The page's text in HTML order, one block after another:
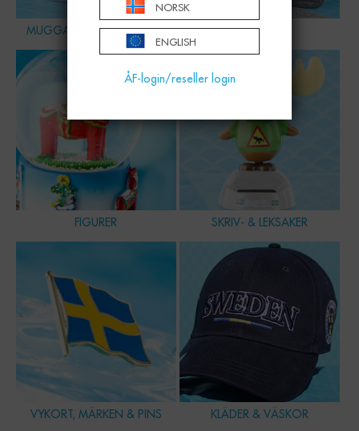
MUGGAR, SKÅLAR & GLAS HEMMET
FIGURER SKRIV- & LEKSAKER
VYKORT, MÄRKEN & PINS KLÄDER & VÄSKOR
NORSK
ENGLISH
ÅF-login/reseller login